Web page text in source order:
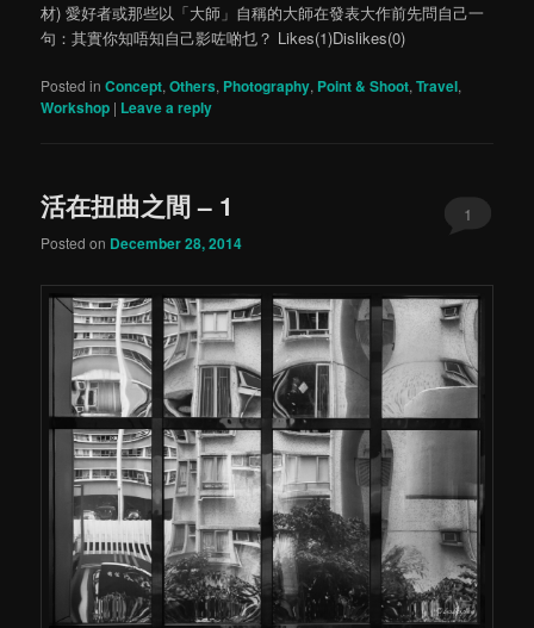
材) 愛好者或那些以「大師」自稱的大師在發表大作前先問自己一
句：其實你知唔知自己影咗啲乜？ Likes(1)Dislikes(0)
Posted in Concept,Others, Photography, Point & Shoot,Travel,
Workshop | Leave a reply
活在扭曲之間 – 1
Posted on December 28, 2014
1